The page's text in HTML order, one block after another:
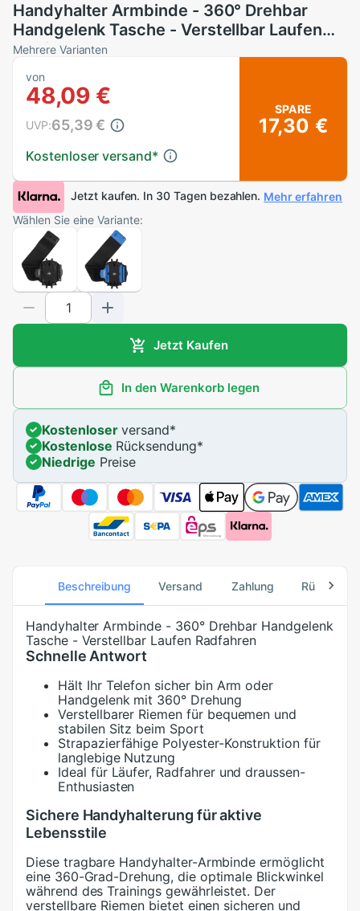
Handyhalter Armbinde - 360° Drehbar
Handgelenk Tasche - Verstellbar Laufen
Radfahren
Mehrere Varianten
von
48,09 €
Kostenloser versand*
UVP:65,39 €
SPARE
17,30 €
Jetzt kaufen. In 30 Tagen bezahlen. Mehr erfahren
Wählen Sie eine Variante:
Jetzt Kaufen
In den Warenkorb legen
Kostenloserversand*
Kostenlose Rücksendung*
Niedrige Preise
Beschreibung Versand Zahlung
Handyhalter Armbinde - 360° Drehbar Handgelenk
Tasche - Verstellbar Laufen Radfahren
Schnelle Antwort
Hält Ihr Telefon sicher bin Arm oder
Handgelenk mit 360° Drehung
Verstellbarer Riemen für bequemen und
stabilen Sitz beim Sport
Strapazierfähige Polyester-Konstruktion für
langlebige Nutzung
Ideal für Läufer, Radfahrer und draussen-
Enthusiasten
Sichere Handyhalterung für aktive
Lebensstile
Diese tragbare Handyhalter-Armbinde ermöglicht
eine 360-Grad-Drehung, die optimale Blickwinkel
während des Trainings gewährleistet. Der
verstellbare Riemen bietet einen sicheren und